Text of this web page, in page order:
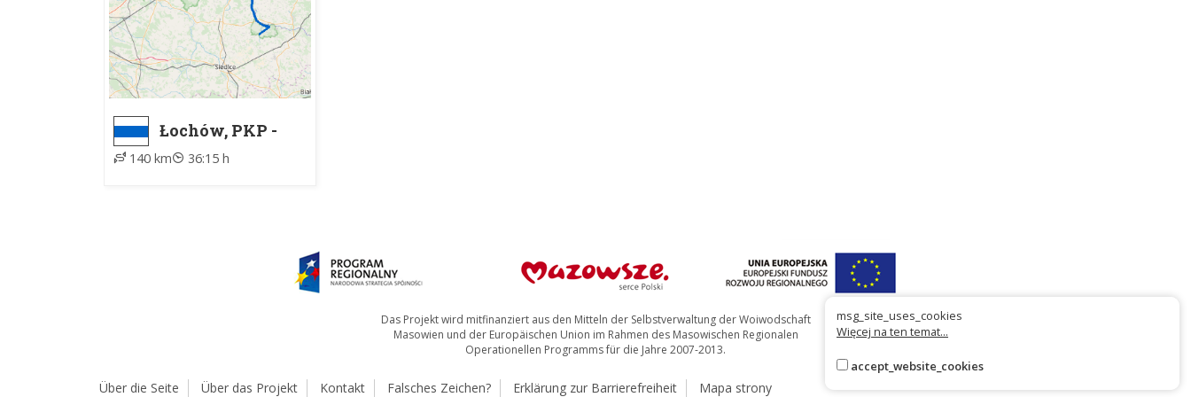
Łochów, PKP -
Knychówek
140 km 36:15 h
Das Projekt wird mitfinanziert aus den Mitteln der Selbstverwaltung der Woiwodschaft
Masowien und der Europäischen Union im Rahmen des Masowischen Regionalen
Operationellen Programms für die Jahre 2007-2013.
Über die Seite Über das Projekt Kontakt Falsches Zeichen? Erklärung zur Barrierefreiheit Mapa strony
msg_site_uses_cookies
Więcej na ten temat...
accept_website_cookies